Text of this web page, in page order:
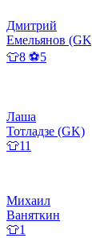
Дмитрий
Емельянов
👕8 ⚽5
Лаша
Тотладзе (GK)
👕11
Михаил
Ваняткин
👕1